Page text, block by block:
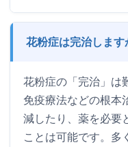
花粉症は完治します
花粉症の「完治」は
免疫療法などの根本
減したり、薬を必要
ことは可能です。多